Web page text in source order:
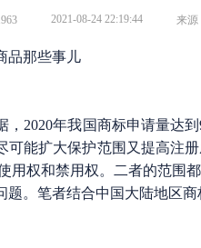
2021-08-24 22:19:44 来源
那些事儿
年我国商标申请量达到
可能扩大保护范围又提高注
用权和禁用权。二者的范围
。笔者结合中国大陆地区